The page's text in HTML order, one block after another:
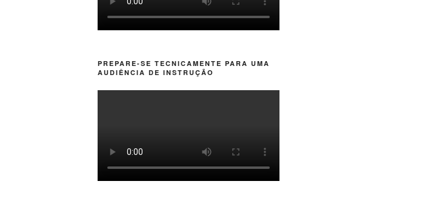
PREPARE-SE TECNICAMENTE PARA UMA
AUDIÊNCIA DE INSTRUÇÃO